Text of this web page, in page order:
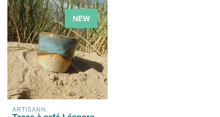
NEW
ARTISANN